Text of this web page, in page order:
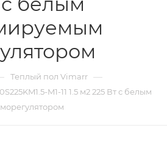
Теплый пол Vimarr —
M1-11 1.5 м2 225 Вт с белым